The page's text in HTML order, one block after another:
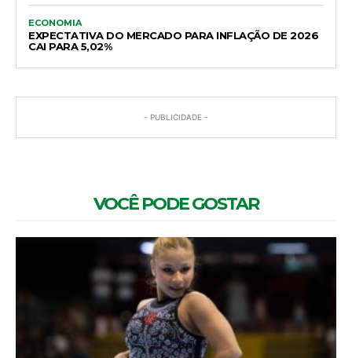
ECONOMIA
EXPECTATIVA DO MERCADO PARA INFLAÇÃO DE 2026
CAI PARA 5,02%
- PUBLICIDADE -
VOCÊ PODE GOSTAR